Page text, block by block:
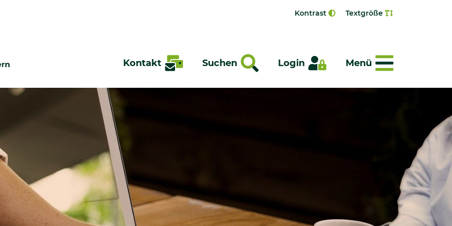
Kontrast Textgröße
Kontakt Suchen Login Menü
Menü